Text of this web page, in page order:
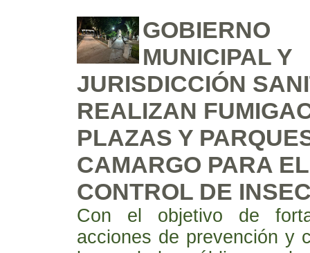
GOBIERNO
MUNICIPAL Y
JURISDICCIÓN
REALIZAN
PLAZAS Y
CAMARGO PARA EL
CONTROL DE
Con el objetivo de
acciones de prevención y